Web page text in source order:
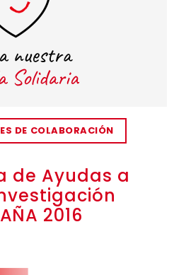
de Ayudas a
2016
DE COLABORACIÓN